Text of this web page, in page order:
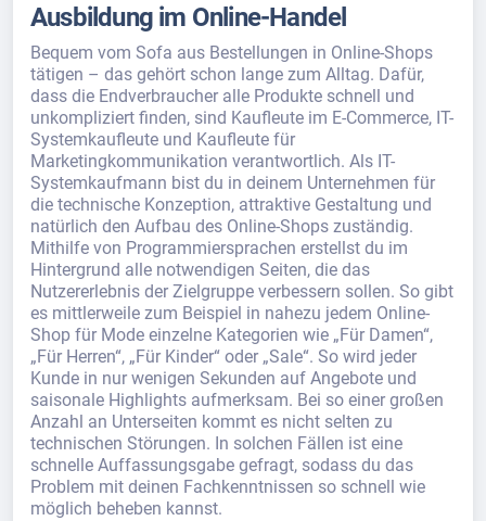
Ausbildung im Online-Handel
Bequem vom Sofa aus Bestellungen in Online-Shops
tätigen – das gehört schon lange zum Alltag. Dafür,
dass die Endverbraucher alle Produkte schnell und
unkompliziert finden, sind Kaufleute im E-Commerce, IT-
Systemkaufleute und Kaufleute für
Marketingkommunikation verantwortlich. Als IT-
Systemkaufmann bist du in deinem Unternehmen für
die technische Konzeption, attraktive Gestaltung und
natürlich den Aufbau des Online-Shops zuständig.
Mithilfe von Programmiersprachen erstellst du im
Hintergrund alle notwendigen Seiten, die das
Nutzererlebnis der Zielgruppe verbessern sollen. So gibt
es mittlerweile zum Beispiel in nahezu jedem Online-
Shop für Mode einzelne Kategorien wie „Für Damen“,
„Für Herren“, „Für Kinder“ oder „Sale“. So wird jeder
Kunde in nur wenigen Sekunden auf Angebote und
saisonale Highlights aufmerksam. Bei so einer großen
Anzahl an Unterseiten kommt es nicht selten zu
technischen Störungen. In solchen Fällen ist eine
schnelle Auffassungsgabe gefragt, sodass du das
Problem mit deinen Fachkenntnissen so schnell wie
möglich beheben kannst.